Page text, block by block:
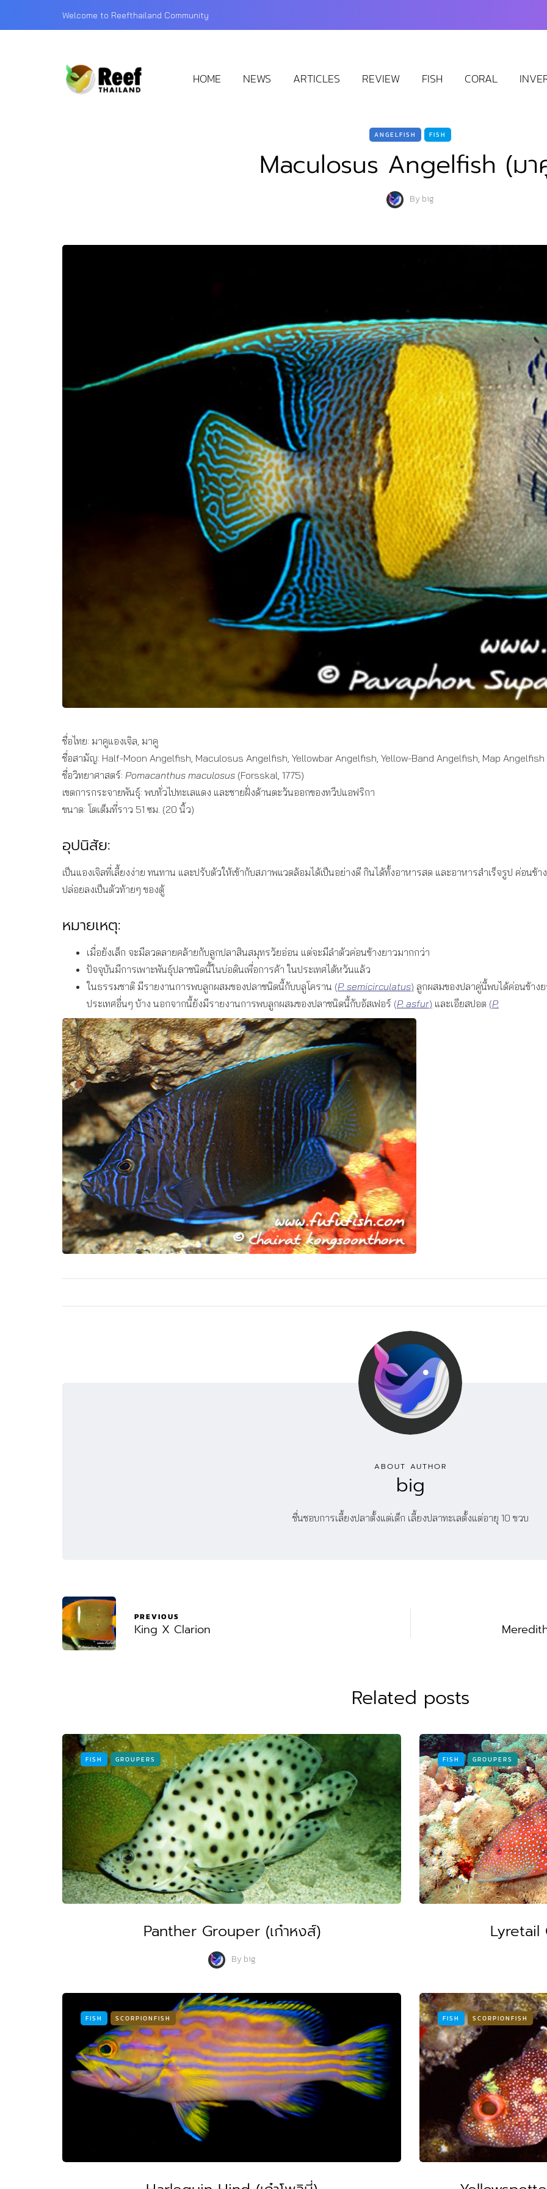
Welcome to Reefthailand Community
HOME NEWS ARTICLES REVIEW FISH CORAL
ANGELFISH FISH
Maculosus Angelfish (มา
Bybig
ชื่อไทย: มาคูแองเจิล, มาคู
ชื่อสามัญ: Half-Moon Angelfish, Maculosus Angelfish, Yellowbar Angelfish, Yellow-Band Angelfish, Map Angelfish
ชื่อวิทยาศาสตร์: Pomacanthus maculosus (Forsskal, 1775)
เขตการกระจายพันธุ์: พบทั่วไปทะเลแดง และชายฝั่งด้านตะวันออกของทวีปแอฟริกา
ขนาด: โตเต็มที่ราว 51 ซม. (20 นิ้ว)
อุปนิสัย:
เป็นแองเจิลที่เลี้ยงง่าย ทนทาน และปรับตัวให้เข้ากับสภาพแวดล้อมได้เป็นอย่างดี กินได้ทั้งอาหารสด และอาหารสำเร็จรูป ค่อนข้
ปล่อยลงเป็นตัวท้ายๆ ของตู้
หมายเหตุ:
เมื่อยังเล็ก จะมีลวดลายคล้ายกับลูกปลาสินสมุทรวัยอ่อน แต่จะมีลำตัวค่อนข้างยาวมากกว่า
ปัจจุบันมีการเพาะพันธุ์ปลาชนิดนี้ในบ่อดินเพื่อการค้า ในประเทศไต้หวันแล้ว
ในธรรมชาติ มีรายงานการพบลูกผสมของปลาชนิดนี้กับบลูโคราน (P. semicirculatus) ลูกผสมของปลาคู่นี้พบได้ค่อนข้าง
ประเทศอื่นๆ บ้าง นอกจากนี้ยังมีรายงานการพบลูกผสมของปลาชนิดนี้กับอัสเฟอร์ (P. asfur) และเอียสปอต (P.
ABOUT AUTHOR
big
ชื่นชอบการเลี้ยงปลาตั้งแต่เด็ก เลี้ยงปลาทะเลตั้งแต่อายุ 10 ขวบ
PREVIOUS
King X Clarion
Related posts
FISH GROUPERS
Panther Grouper (เก๋าหงส์)
Bybig
FISH GROUPERS
Lyretail
FISH SCORPIONFISH FISH SCORPIONFISH